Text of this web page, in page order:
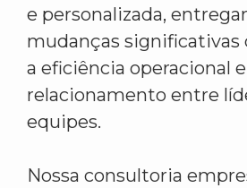
e personalizada,
mudanças significativas
a eficiência operacional
relacionamento entre
equipes.
Nossa consultoria